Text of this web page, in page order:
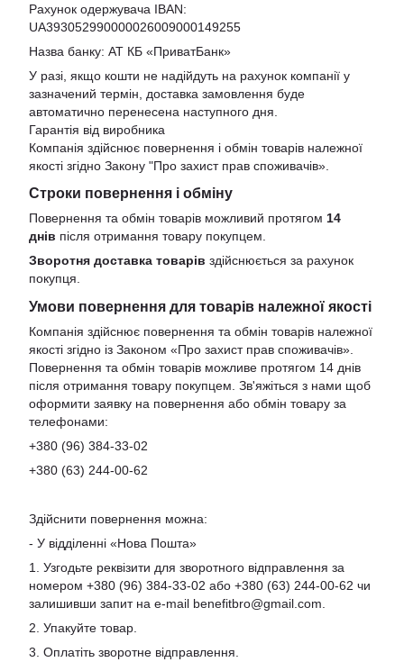
Рахунок одержувача IBAN:
UA393052990000026009000149255
Назва банку: АТ КБ «ПриватБанк»
У разі, якщо кошти не надійдуть на рахунок компанії у
зазначений термін, доставка замовлення буде
автоматично перенесена наступного дня.
Гарантія від виробника
Компанія здійснює повернення і обмін товарів належної
якості згідно Закону "Про захист прав споживачів»
Строки повернення і обміну
Повернення та обмін товарів можливий протягом 14
днів після отримання товару покупцем.
Зворотня доставка товарів здійснюється за рахунок
покупця.
Умови повернення для товарів належної якості
Компанія здійснює повернення та обмін товарів належної
якості згідно із Законом «Про захист прав споживачів».
Повернення та обмін товарів можливе протягом 14 днів
після отримання товару покупцем. Зв'яжіться з нами щоб
оформити заявку на повернення або обмін товару за
телефонами:
+380 (96) 384-33-02
+380 (63) 244-00-62
Здійснити повернення можна:
- У відділенні «Нова Пошта»
1. Узгодьте реквізити для зворотного відправлення за
номером +380 (96) 384-33-02 або +380 (63) 244-00-62 чи
залишивши запит на e-mail benefitbro@gmail.com
2. Упакуйте товар.
3. Оплатіть зворотне відправлення.